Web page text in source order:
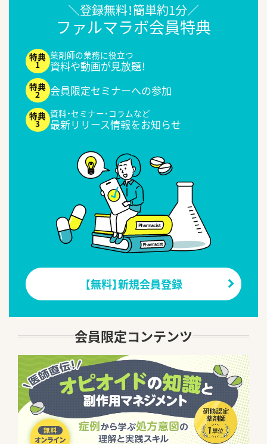
＼登録無料！簡単約1分／
ファルマラボ会員特典
薬剤師の業務に役立つ
資料や動画が見放題！
会員限定セミナーへの参加
資料・セミナー・コラムなど
最新リリース情報をお知らせ
【無料】新規会員登録
会員限定コンテンツ